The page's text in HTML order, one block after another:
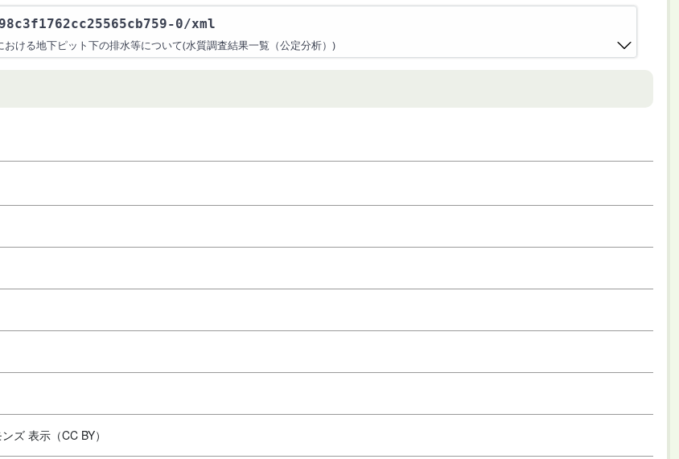
0/xml
ける地下ピット下の排水等について(水質調査結果一覧（公定分析）)
ズ 表示（CC BY）